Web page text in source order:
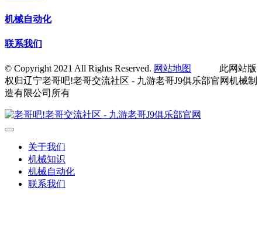
机械自动化
联系我们
© Copyright 2021 All Rights Reserved. 网站地图
此网站版
权归辽宁老哥吧!老哥交流社区 - 九游老哥J9俱乐部官网机械制
造有限公司所有
关于我们
机械知识
机械自动化
联系我们